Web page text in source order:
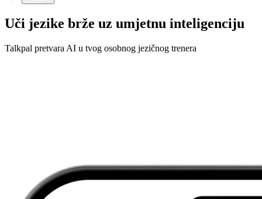
Uči jezike brže uz umjetnu inteligenciju
Talkpal pretvara AI u tvog osobnog jezičnog trenera